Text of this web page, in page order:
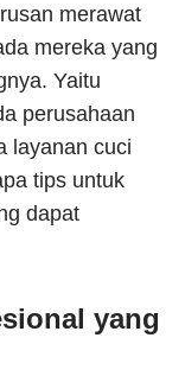
merawat
mereka yang
Yaitu
perusahaan
layanan cuci
tips untuk
dapat
yang